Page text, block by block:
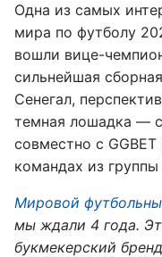
Одна из самых
мира по футболу
вошли вице-
сильнейшая
Сенегал,
темная лошадка —
совместно с
командах из
Мировой
мы ждали 4 года.
букмекерский